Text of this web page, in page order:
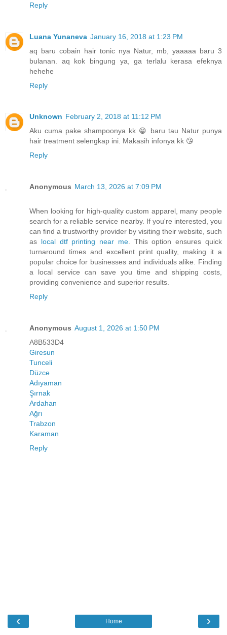
Reply
Luana Yunaneva January 16, 2018 at 1:23 PM
aq baru cobain hair tonic nya Natur, mb, yaaaaa baru 3
bulanan. aq kok bingung ya, ga terlalu kerasa efeknya
hehehe
Reply
Unknown February 2, 2018 at 11:12 PM
Aku cuma pake shampoonya kk 😁 baru tau Natur punya
hair treatment selengkap ini. Makasih infonya kk 😘
Reply
Anonymous March 13, 2026 at 7:09 PM
When looking for high-quality custom apparel, many people
search for a reliable service nearby. If you're interested, you
can find a trustworthy provider by visiting their website, such
as local dtf printing near me. This option ensures quick
turnaround times and excellent print quality, making it a
popular choice for businesses and individuals alike. Finding
a local service can save you time and shipping costs,
providing convenience and superior results.
Reply
Anonymous August 1, 2026 at 1:50 PM
A8B533D4
Giresun
Tunceli
Düzce
Adıyaman
Şırnak
Ardahan
Ağrı
Trabzon
Karaman
Reply
‹ ›
Home